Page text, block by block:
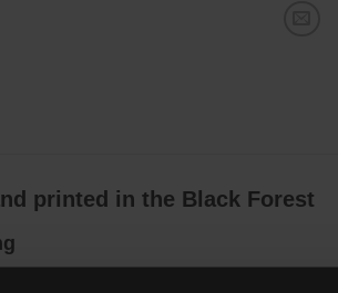
printed in the Black Forest
sind aus hochwertigem Sweat und